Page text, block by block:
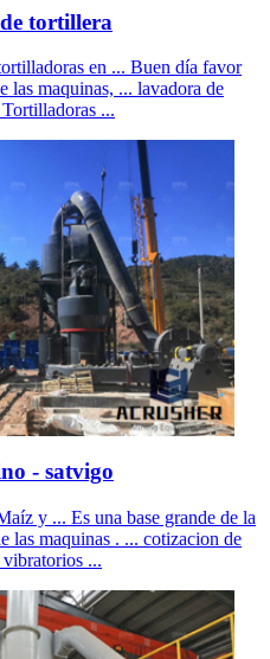
tortillera
en ... Buen día favor
las maquinas, ... lavadora de
...
- satvigo
y ... Es una base grande de la
las maquinas . ... cotizacion de
...